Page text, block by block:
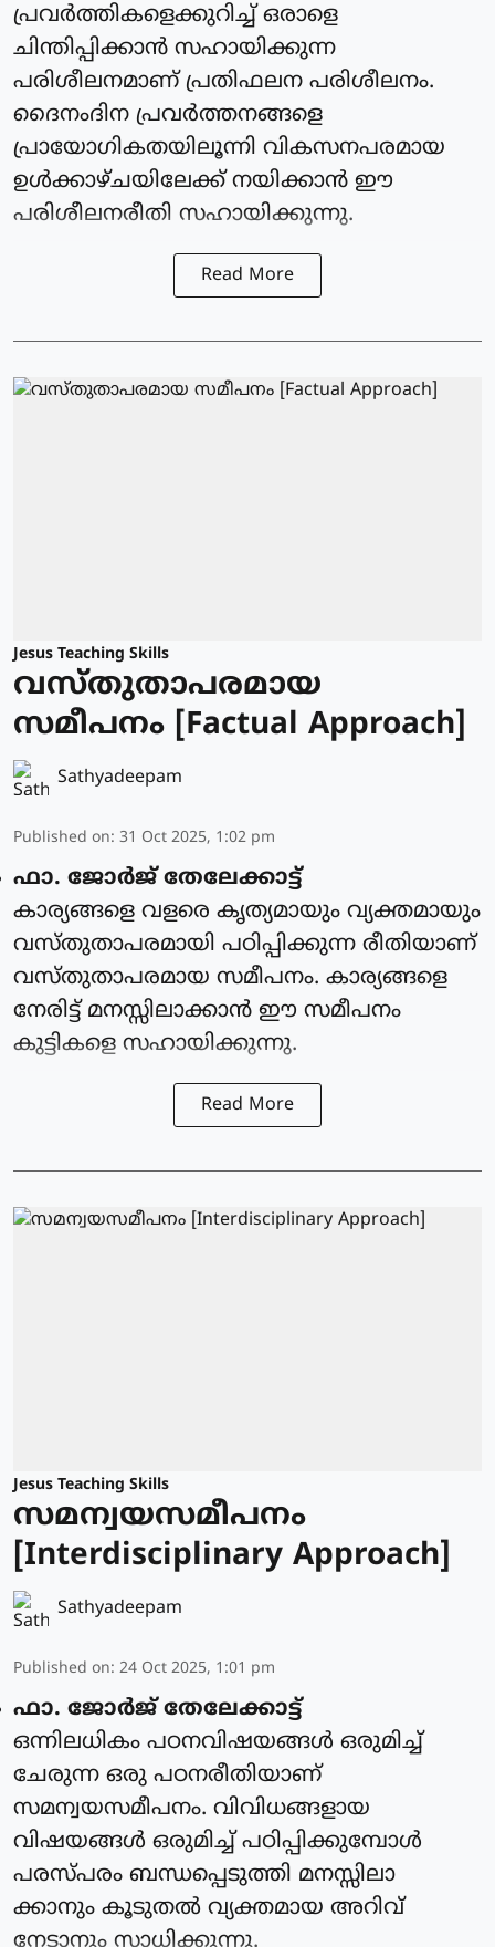
പ്രവർത്തികളെക്കുറിച്ച് ഒരാളെ
ചിന്തിപ്പിക്കാൻ സഹായിക്കുന്ന
പരിശീലനമാണ് പ്രതിഫലന പരിശീലനം.
ദൈനംദിന പ്രവർത്തനങ്ങളെ
പ്രായോഗികതയിലൂന്നി വികസനപരമായ
ഉൾക്കാഴ്ചയിലേക്ക് നയിക്കാൻ ഈ
പരിശീലനരീതി സഹായിക്കുന്നു.
Read More
Jesus Teaching Skills
വസ്തുതാപരമായ
സമീപനം [Factual Approach]
Sathyadeepam
Published on: 31 Oct 2025, 1:02 pm
ഫാ. ജോര്‍ജ് തേലേക്കാട്ട്‌
കാര്യങ്ങളെ വളരെ കൃത്യമായും വ്യക്തമായും
വസ്തുതാപരമായി പഠിപ്പിക്കുന്ന രീതിയാണ്
വസ്തുതാപരമായ സമീപനം. കാര്യങ്ങളെ
നേരിട്ട് മനസ്സിലാക്കാൻ ഈ സമീപനം
കുട്ടികളെ സഹായിക്കുന്നു.
Read More
Jesus Teaching Skills
സമന്വയസമീപനം
[Interdisciplinary Approach]
Sathyadeepam
Published on: 24 Oct 2025, 1:01 pm
ഫാ. ജോര്‍ജ് തേലേക്കാട്ട്‌
ഒന്നിലധികം പഠനവിഷയങ്ങൾ ഒരുമിച്ച്
ചേരുന്ന ഒരു പഠനരീതിയാണ്
സമന്വയസമീപനം. വിവിധങ്ങളായ
വിഷയങ്ങൾ ഒരുമിച്ച് പഠിപ്പിക്കുമ്പോൾ
പരസ്പരം ബന്ധപ്പെടുത്തി മനസ്സിലാ
ക്കാനും കൂടുതൽ വ്യക്തമായ അറിവ്